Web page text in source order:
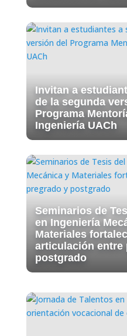
Invitan a
de la segunda
Programa
Ingeniería UACh
Seminarios de
en Ingeniería
Materiales
articulación entre
postgrado